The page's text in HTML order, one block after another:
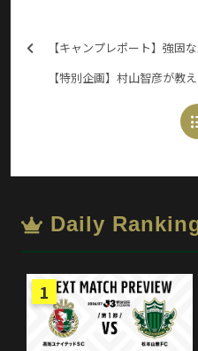
【キャンプレポート】強固な土台を築
Daily